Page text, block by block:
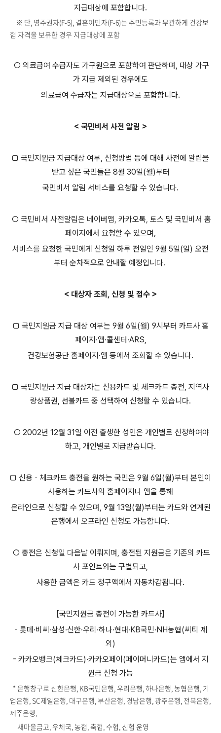
지급대상에 포함합니다.
※ 단, 영주권자(F-5), 결혼이민자(F-6)는 주민등록과 무관하게 건강보
험 자격을 보유한 경우 지급대상에 포함
○ 의료급여 수급자도 가구원으로 포함하여 판단하며, 대상 가구
가 지급 제외된 경우에도
의료급여 수급자는 지급대상으로 포함합니다.
< 국민비서 사전 알림 >
□ 국민지원금 지급대상 여부, 신청방법 등에 대해 사전에 알림을
받고 싶은 국민들은 8월 30일(월)부터
국민비서 알림 서비스를 요청할 수 있습니다.
○ 국민비서 사전알림은 네이버앱, 카카오톡, 토스 및 국민비서 홈
페이지에서 요청할 수 있으며,
서비스를 요청한 국민에게 신청일 하루 전일인 9월 5일(일) 오전
부터 순차적으로 안내할 예정입니다.
< 대상자 조회, 신청 및 접수 >
□ 국민지원금 지급 대상 여부는 9월 6일(월) 9시부터 카드사 홈
페이지·앱·콜센터·ARS,
건강보험공단 홈페이지·앱 등에서 조회할 수 있습니다.
□ 국민지원금 지급 대상자는 신용카드 및 체크카드 충전, 지역사
랑상품권, 선불카드 중 선택하여 신청할 수 있습니다.
○ 2002년 12월 31일 이전 출생한 성인은 개인별로 신청하여야
하고, 개인별로 지급받습니다.
□ 신용ㆍ체크카드 충전을 원하는 국민은 9월 6일(월)부터 본인이
사용하는 카드사의 홈페이지나 앱을 통해
온라인으로 신청할 수 있으며, 9월 13일(월)부터는 카드와 연계된
은행에서 오프라인 신청도 가능합니다.
○ 충전은 신청일 다음날 이뤄지며, 충전된 지원금은 기존의 카드
사 포인트와는 구별되고,
사용한 금액은 카드 청구액에서 자동차감됩니다.
【국민지원금 충전이 가능한 카드사】
- 롯데·비씨·삼성·신한·우리·하나·현대·KB국민·NH농협(씨티 제
외)
- 카카오뱅크(체크카드)·카카오페이(페이머니카드)는 앱에서 지
원금 신청 가능
* 은행창구로 신한은행, KB국민은행, 우리은행, 하나은행, 농협은행, 기
업은행, SC제일은행, 대구은행, 부산은행, 경남은행, 광주은행, 전북은행,
제주은행,
새마을금고, 우체국, 농협, 축협, 수협, 신협 운영